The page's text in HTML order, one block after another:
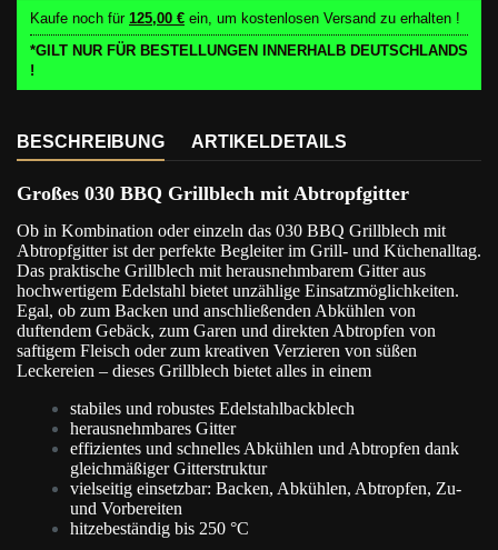
Kaufe noch für 125,00 € ein, um kostenlosen Versand zu erhalten !
*GILT NUR FÜR BESTELLUNGEN INNERHALB DEUTSCHLANDS
!
BESCHREIBUNG ARTIKELDETAILS
Großes 030 BBQ Grillblech mit Abtropfgitter
Ob in Kombination oder einzeln das 030 BBQ Grillblech mit
Abtropfgitter ist der perfekte Begleiter im Grill- und Küchenalltag.
Das praktische Grillblech mit herausnehmbarem Gitter aus
hochwertigem Edelstahl bietet unzählige Einsatzmöglichkeiten.
Egal, ob zum Backen und anschließenden Abkühlen von
duftendem Gebäck, zum Garen und direkten Abtropfen von
saftigem Fleisch oder zum kreativen Verzieren von süßen
Leckereien – dieses Grillblech bietet alles in einem
stabiles und robustes Edelstahlbackblech
herausnehmbares Gitter
effizientes und schnelles Abkühlen und Abtropfen dank
gleichmäßiger Gitterstruktur
vielseitig einsetzbar: Backen, Abkühlen, Abtropfen, Zu-
und Vorbereiten
hitzebeständig bis 250 °C